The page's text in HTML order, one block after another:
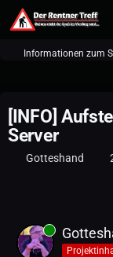
Informationen zum
[INFO]
Server
Gotteshand